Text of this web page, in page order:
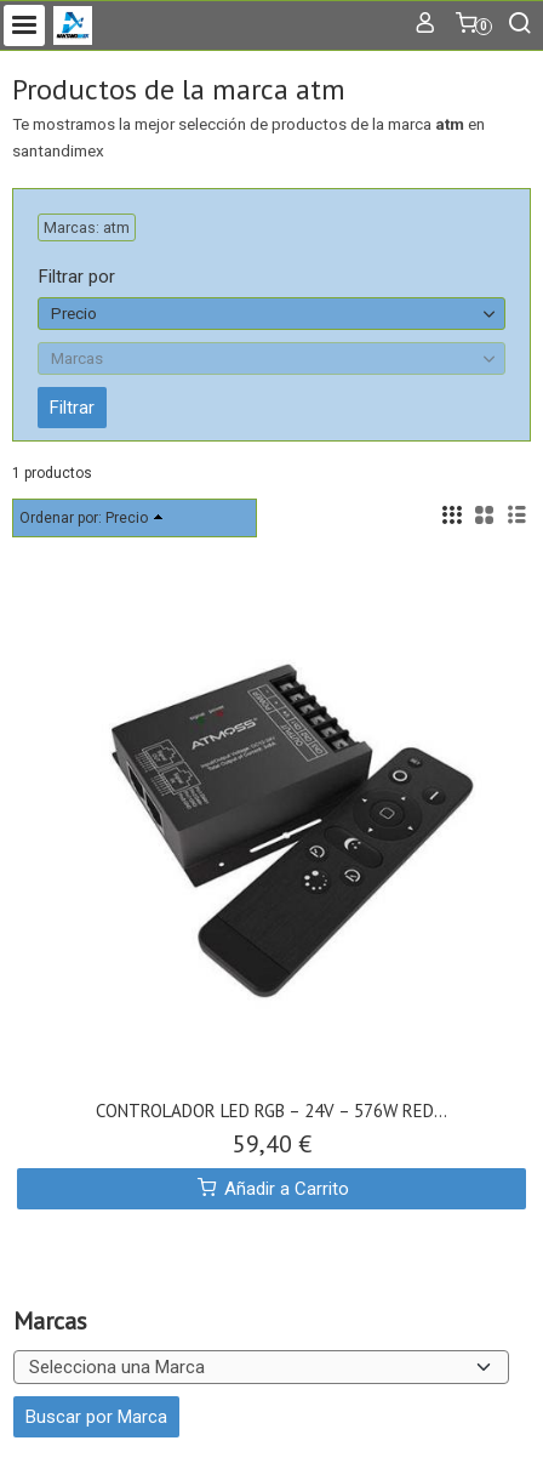
0
Marcas
Productos de la marca atm
Te mostramos la mejor selección de productos de la marca atm en
santandimex
Marcas: atm
Filtrar por
Precio
Marcas
1 productos
Ordenar por: Precio
CONTROLADOR LED RGB – 24V – 576W RED...
59,40 €
Añadir a Carrito